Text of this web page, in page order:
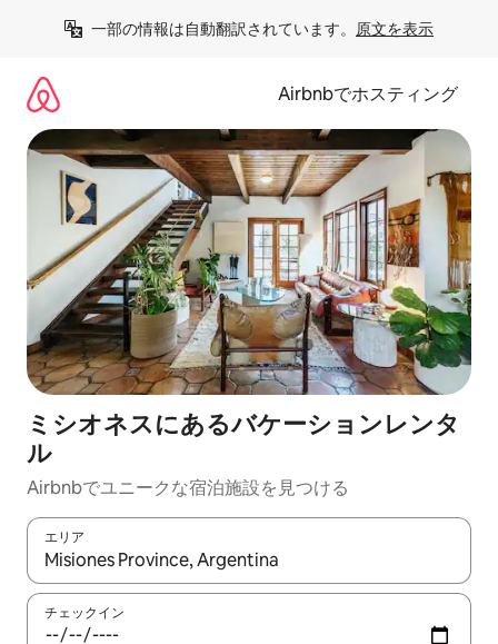
一部の情報は自動翻訳されています。 原文を表示
Airbnbでホスティング
ミシオネスにあるバケーションレンタ
ル
Airbnbでユニークな宿泊施設を見つける
エリア
検索結果が表示されたら、上下の矢印キーを使って移動するか
チェックイン